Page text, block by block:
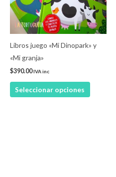
Libros juego «Mi Dinopark» y
«Mi granja»
$390.00IVA inc
Seleccionar opciones
Las
opciones
se
pueden
la